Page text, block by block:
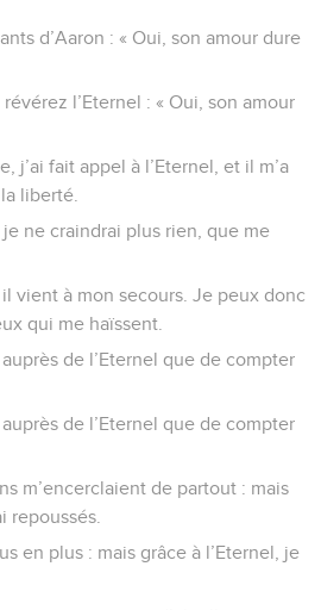
d’Aaron : « Oui, son amour dure
l’Eternel : « Oui, son amour
j’ai fait appel à l’Eternel, et il m’a
liberté.
je ne craindrai plus rien, que me
vient à mon secours. Je peux donc
qui me haïssent.
de l’Eternel que de compter
de l’Eternel que de compter
m’encerclaient de partout : mais
repoussés.
en plus : mais grâce à l’Eternel, je